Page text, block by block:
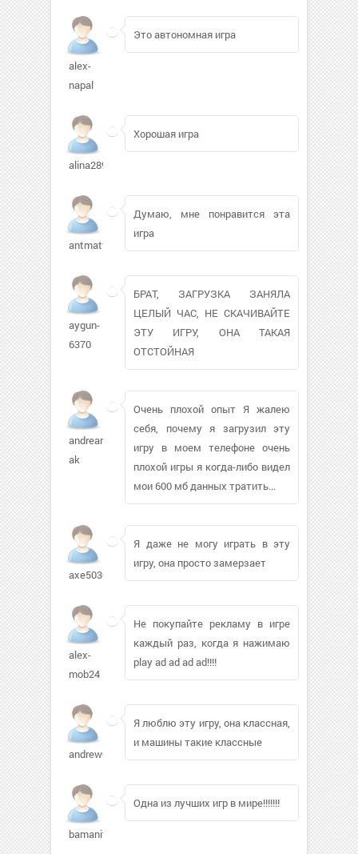
alex-
napal
Это автономная игра
alina2895
Хорошая игра
antmatveev426
Думаю, мне понравится эта
игра
aygun-
6370
БРАТ, ЗАГРУЗКА ЗАНЯЛА
ЦЕЛЫЙ ЧАС, НЕ СКАЧИВАЙТЕ
ЭТУ ИГРУ, ОНА ТАКАЯ
ОТСТОЙНАЯ
andream-
ak
Очень плохой опыт Я жалею
себя, почему я загрузил эту
игру в моем телефоне очень
плохой игры я когда-либо видел
мои 600 мб данных тратить...
axe5030
Я даже не могу играть в эту
игру, она просто замерзает
alex-
mob24
Не покупайте рекламу в игре
каждый раз, когда я нажимаю
play ad ad ad ad!!!!
andrew0303204
Я люблю эту игру, она классная,
и машины такие классные
bamanitoba
Одна из лучших игр в мире!!!!!!!